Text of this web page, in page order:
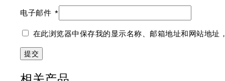
电子邮件 *
在此浏览器中保存我的显示名称、邮箱地址和网站地址